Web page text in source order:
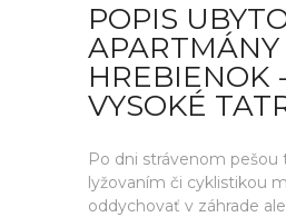
POPIS
APARTMÁNY
HREBIENOK -
VYSOKÉ
Po dni strávenom pešou
lyžovaním či cyklistikou
oddychovať v záhrade